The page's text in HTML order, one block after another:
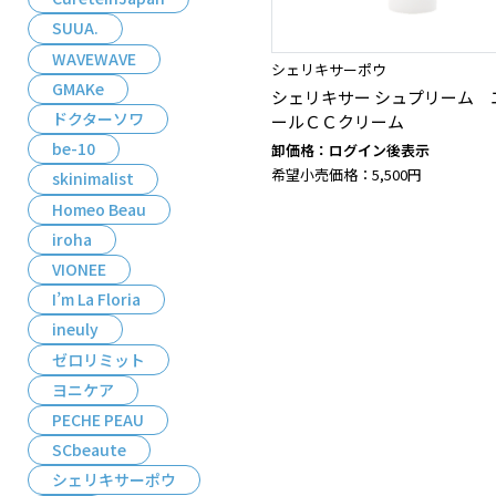
SUUA.
WAVEWAVE
GMAKe
ドクターソワ
be-10
skinimalist
Homeo Beau
iroha
VIONEE
I’m La Floria
ineuly
ゼロリミット
ヨニケア
PECHE PEAU
SCbeaute
シェリキサーポウ
シェリキサーポウ
シェリキサー シュプリーム
ールＣＣクリーム
卸価格：ログイン後表示
希望小売価格：5,500円